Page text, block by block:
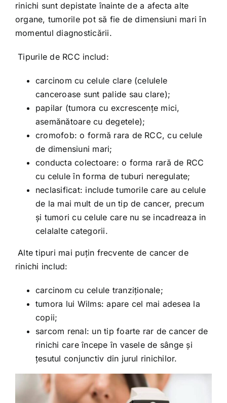
rinichi sunt depistate înainte de a afecta alte
organe, tumorile pot să fie de dimensiuni mari în
momentul diagnosticării.
Tipurile de RCC includ:
carcinom cu celule clare (celulele
canceroase sunt palide sau clare);
papilar (tumora cu excrescențe mici,
asemănătoare cu degetele);
cromofob: o formă rara de RCC, cu celule
de dimensiuni mari;
conducta colectoare: o forma rară de RCC
cu celule în forma de tuburi neregulate;
neclasificat: include tumorile care au celule
de la mai mult de un tip de cancer, precum
și tumori cu celule care nu se incadreaza in
celalalte categorii.
Alte tipuri mai puțin frecvente de cancer de
rinichi includ:
carcinom cu celule tranziționale;
tumora lui Wilms: apare cel mai adesea la
copii;
sarcom renal: un tip foarte rar de cancer de
rinichi care începe în vasele de sânge și
țesutul conjunctiv din jurul rinichilor.